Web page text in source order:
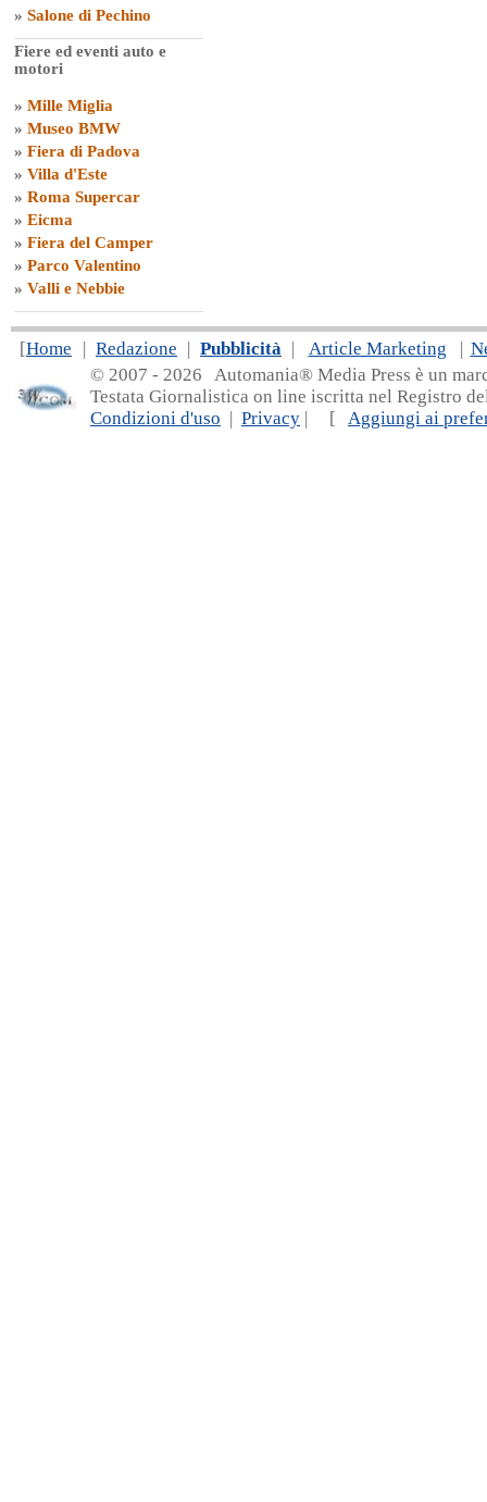
» Salone di Pechino
Fiere ed eventi auto e
motori
» Mille Miglia
» Museo BMW
» Fiera di Padova
» Villa d'Este
» Roma Supercar
» Eicma
» Fiera del Camper
» Parco Valentino
» Valli e Nebbie
[Home | Redazione | Pubblicità | Article Marketing |
© 2007 - 2026 Automania® Media Press è un
Testata Giornalistica on line iscritta nel Registro
Condizioni d'uso | Privacy | [ Aggiungi ai